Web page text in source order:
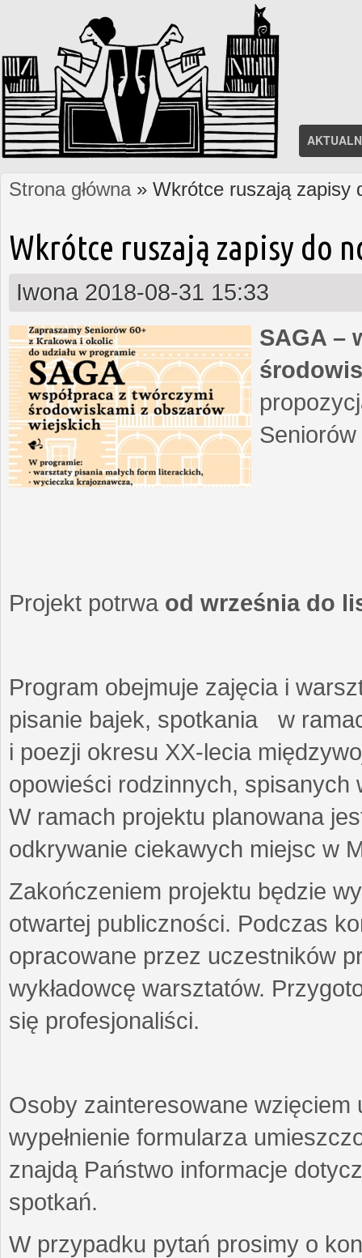
Jesteś tutaj
Strona główna» Wkrótce ruszają zapisy
Wkrótce ruszają zapisy do
Iwona 2018-08-31 15:33
SAGA –
Projekt potrwa od września do
Program obejmuje zajęcia i
pisanie bajek, spotkania w
i poezji okresu XX-lecia
opowieści rodzinnych,
W ramach projektu planowana
odkrywanie ciekawych miejsc w
Zakończeniem projektu będzie
otwartej publiczności. Podczas
opracowane przez uczestników
wykładowcę warsztatów.
się profesjonaliści.
Osoby zainteresowane wzięciem
wypełnienie formularza
znajdą Państwo informacje
spotkań.
W przypadku pytań prosimy o